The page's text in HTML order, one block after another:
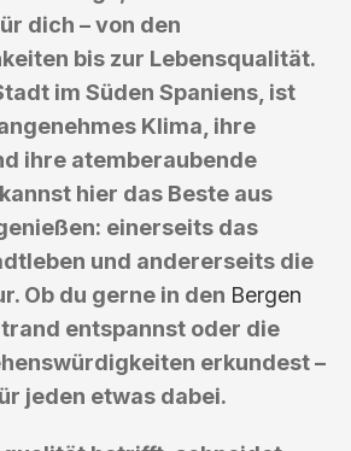
dich – von den
bis zur Lebensqualität.
im Süden Spaniens, ist
Klima, ihre
ihre atemberaubende
hier das Beste aus
einerseits das
und andererseits die
Ob du gerne in den Bergen
entspannst oder die
erkundest –
jeden etwas dabei.